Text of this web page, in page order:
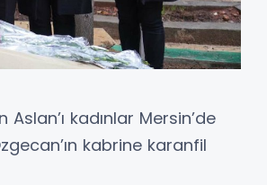
kadınlar Mersin’de
kabrine karanfil